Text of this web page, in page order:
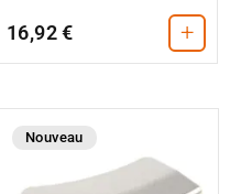
16,92 € +
Nouveau